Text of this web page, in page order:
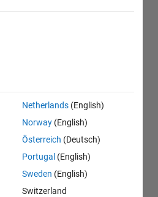
Netherlands (English)
Norway (English)
Österreich (Deutsch)
Portugal (English)
Sweden (English)
Switzerland